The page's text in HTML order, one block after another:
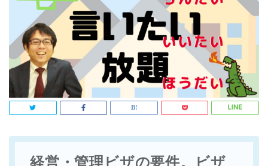
経営・管理ビザの要件。ビザ